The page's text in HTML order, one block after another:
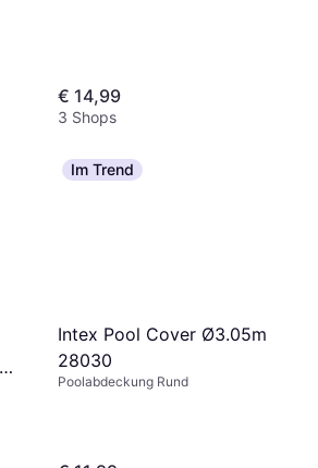
€ 14,99
3 Shops
Im Trend
Intex Pool Cover Ø3.05m
28030
Poolabdeckung Rund